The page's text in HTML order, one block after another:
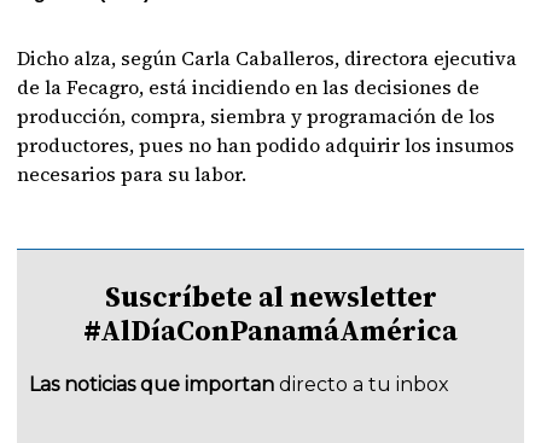
Dicho alza, según Carla Caballeros, directora ejecutiva
de la Fecagro, está incidiendo en las decisiones de
producción, compra, siembra y programación de los
productores, pues no han podido adquirir los insumos
necesarios para su labor.
Suscríbete al newsletter
#AlDíaConPanamáAmérica
Las noticias que importan directo a tu inbox